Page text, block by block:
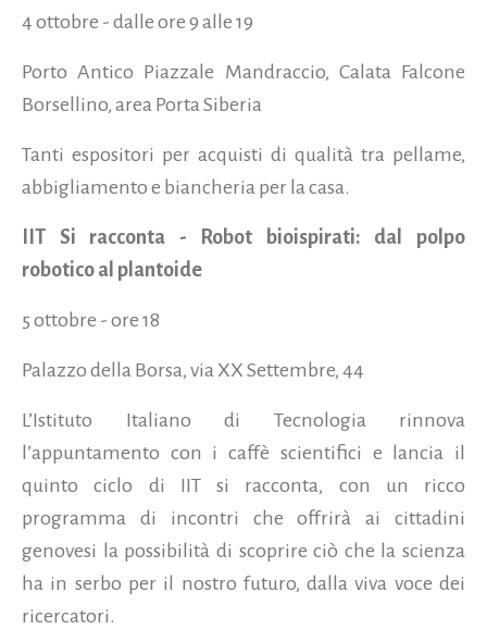
4 ottobre - dalle ore 9 alle 19
Porto Antico Piazzale Mandraccio, Calata Falcone
Borsellino, area Porta Siberia
Tanti espositori per acquisti di qualità tra pellame,
abbigliamento e biancheria per la casa.
IIT Si racconta - Robot bioispirati: dal polpo
robotico al plantoide
5 ottobre - ore 18
Palazzo della Borsa, via XX Settembre, 44
L’Istituto Italiano di Tecnologia rinnova
l’appuntamento con i caffè scientifici e lancia il
quinto ciclo di IIT si racconta, con un ricco
programma di incontri che offrirà ai cittadini
genovesi la possibilità di scoprire ciò che la scienza
ha in serbo per il nostro futuro, dalla viva voce dei
ricercatori.